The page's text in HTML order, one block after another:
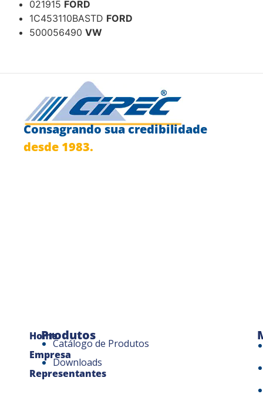
021915 FORD
1C453110BASTD FORD
500056490 VW
Consagrando sua credibilidade
desde 1983.
Home
Empresa
Representantes
Produtos
Catálogo de Produtos
Downloads